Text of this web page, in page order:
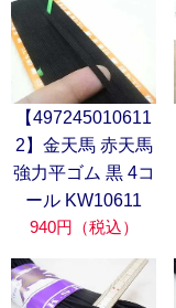
【497245010611
2】金天馬 赤天馬
強力平ゴム 黒 4コ
ール KW10611
940円（税込）